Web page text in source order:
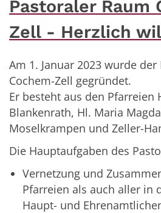
Pastoraler Raum
Zell - Herzlich
Am 1. Januar 2023 wurde der
Cochem-Zell gegründet.
Er besteht aus den Pfarreien
Blankenrath, Hl. Maria
Moselkrampen und Zeller-
Die Hauptaufgaben des
Vernetzung und
Pfarreien als auch aller in
Haupt- und